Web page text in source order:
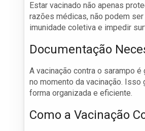
Estar vacinado não apenas
razões médicas, não podem
imunidade coletiva e impedir
Documentação
A vacinação contra o sarampo
no momento da vacinação.
forma organizada e eficiente.
Como a Vacinação